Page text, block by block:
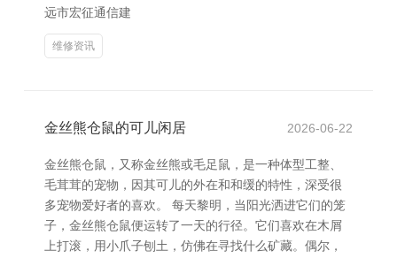
远市宏征通信建
维修资讯
金丝熊仓鼠的可儿闲居 2026-06-22
金丝熊仓鼠，又称金丝熊或毛足鼠，是一种体型工整、
毛茸茸的宠物，因其可儿的外在和和缓的特性，深受很
多宠物爱好者的喜欢。 每天黎明，当阳光洒进它们的笼
子，金丝熊仓鼠便运转了一天的行径。它们喜欢在木屑
上打滚，用小爪子刨土，仿佛在寻找什么矿藏。偶尔，